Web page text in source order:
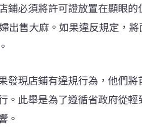
鋪必須將許可證放置在顯眼
出售大麻。如果違反規定，
發現店鋪有違規行為，他們
。此舉是為了遵循省政府從輕
。